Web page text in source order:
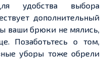
удобства выбора
дополнительный
ваши брюки не мялись,
Позаботьтесь о том,
уборы тоже обрели